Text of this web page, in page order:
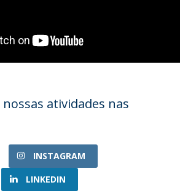
atividades nas
INSTAGRAM
LINKEDIN